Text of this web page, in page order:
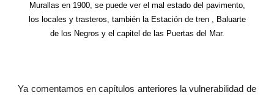
Murallas en 1900, se puede ver el mal estado del pavimento,
los locales y trasteros, también la Estación de tren , Baluarte
de los Negros y el capitel de las Puertas del Mar.
Ya comentamos en capítulos anteriores la vulnerabilidad de